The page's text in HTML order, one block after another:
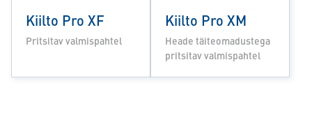
Kiilto Pro XF
Pritsitav valmispahtel
Kiilto Pro XM
Heade täiteomadustega
pritsitav valmispahtel